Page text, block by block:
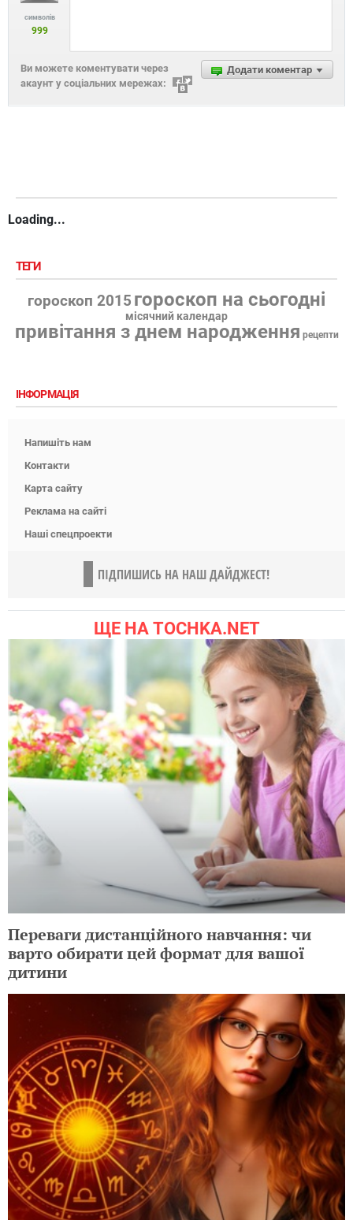
символів
999
Додати коментар
Ви можете коментувати через
акаунт у соціальних мережах:
Loading...
ТЕГИ
гороскоп 2015 гороскоп на сьогодні
місячний календар
привітання з днем народження рецепти
ІНФОРМАЦІЯ
Напишіть нам
Контакти
Карта сайту
Реклама на сайті
Наші спецпроекти
ПІДПИШИСЬ НА НАШ ДАЙДЖЕСТ!
ЩЕ НА TOCHKA.NET
Переваги дистанційного навчання: чи
варто обирати цей формат для вашої
дитини